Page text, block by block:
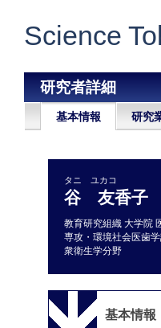
Science
研究者詳細
基本情報 研究
タニ ユカコ
谷 友香子
教育研究組織 大学院
専攻・環境社会医歯
衆衛生学分野
基本情報